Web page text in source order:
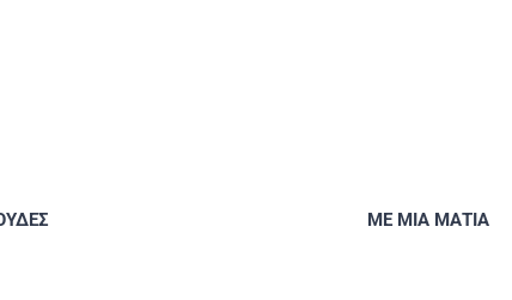
ΜΕ ΜΙΑ ΜΑΤΙΑ